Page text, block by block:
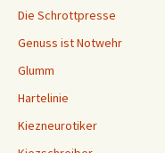
Die Schrottpresse
Genuss ist Notwehr
Glumm
Hartelinie
Kiezneurotiker